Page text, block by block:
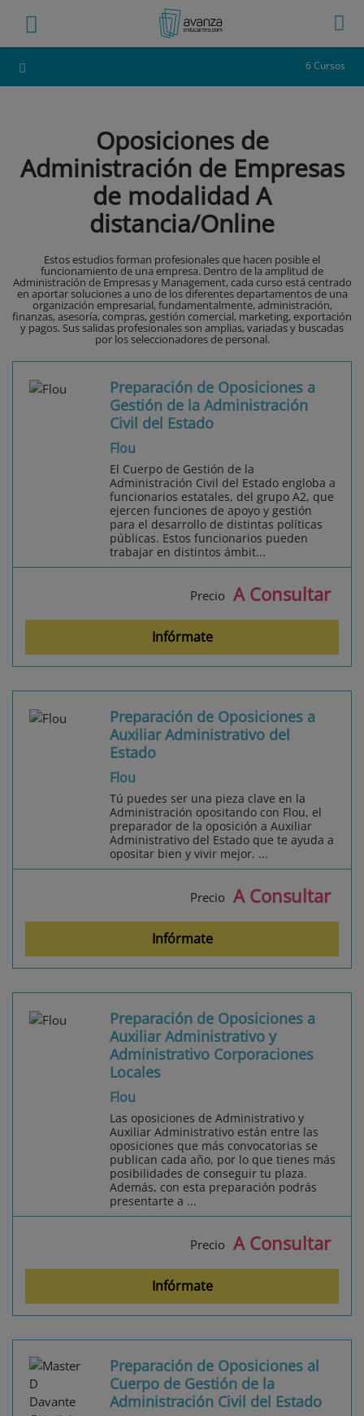
6 Cursos
Oposiciones de
Administración de Empresas
de modalidad A
distancia/Online
Estos estudios forman profesionales que hacen posible el
funcionamiento de una empresa. Dentro de la amplitud de
Administración de Empresas y Management, cada curso está centrado
en aportar soluciones a uno de los diferentes departamentos de una
organización empresarial, fundamentalmente, administración,
finanzas, asesoría, compras, gestión comercial, marketing, exportación
y pagos. Sus salidas profesionales son amplias, variadas y buscadas
por los seleccionadores de personal.
Preparación de Oposiciones a
Gestión de la Administración
Civil del Estado
Flou
El Cuerpo de Gestión de la
Administración Civil del Estado engloba a
funcionarios estatales, del grupo A2, que
ejercen funciones de apoyo y gestión
para el desarrollo de distintas políticas
públicas. Estos funcionarios pueden
trabajar en distintos ámbit...
Precio A Consultar
Infórmate
Preparación de Oposiciones a
Auxiliar Administrativo del
Estado
Flou
Tú puedes ser una pieza clave en la
Administración opositando con Flou, el
preparador de la oposición a Auxiliar
Administrativo del Estado que te ayuda a
opositar bien y vivir mejor. ...
Precio A Consultar
Infórmate
Preparación de Oposiciones a
Auxiliar Administrativo y
Administrativo Corporaciones
Locales
Flou
Las oposiciones de Administrativo y
Auxiliar Administrativo están entre las
oposiciones que más convocatorias se
publican cada año, por lo que tienes más
posibilidades de conseguir tu plaza.
Además, con esta preparación podrás
presentarte a ...
Precio A Consultar
Infórmate
Preparación de Oposiciones al
Cuerpo de Gestión de la
Administración Civil del Estado